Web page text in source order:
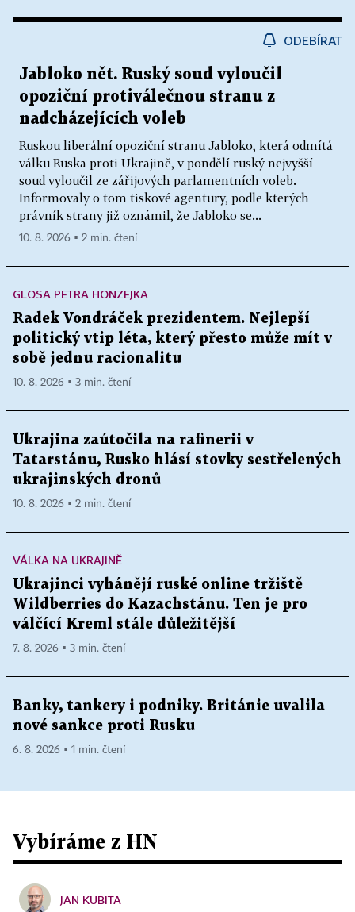
ODEBÍRAT
Jabloko nět. Ruský soud vyloučil
opoziční protiválečnou stranu z
nadcházejících voleb
Ruskou liberální opoziční stranu Jabloko, která odmítá
válku Ruska proti Ukrajině, v pondělí ruský nejvyšší
soud vyloučil ze zářijových parlamentních voleb.
Informovaly o tom tiskové agentury, podle kterých
právník strany již oznámil, že Jabloko se...
10. 8. 2026 ▪ 2 min. čtení
GLOSA PETRA HONZEJKA
Radek Vondráček prezidentem. Nejlepší
politický vtip léta, který přesto může mít v
sobě jednu racionalitu
10. 8. 2026 ▪ 3 min. čtení
Ukrajina zaútočila na rafinerii v
Tatarstánu, Rusko hlásí stovky sestřelených
ukrajinských dronů
10. 8. 2026 ▪ 2 min. čtení
VÁLKA NA UKRAJINĚ
Ukrajinci vyhánějí ruské online tržiště
Wildberries do Kazachstánu. Ten je pro
válčící Kreml stále důležitější
7. 8. 2026 ▪ 3 min. čtení
Banky, tankery i podniky. Británie uvalila
nové sankce proti Rusku
6. 8. 2026 ▪ 1 min. čtení
Vybíráme z HN
JAN KUBITA